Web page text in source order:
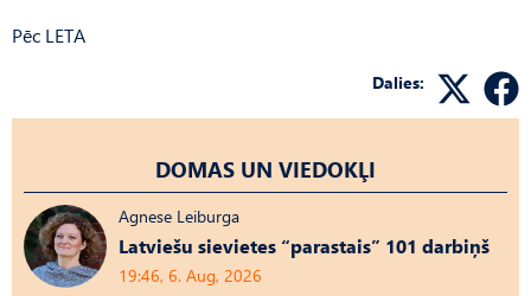
Pēc LETA
Dalies:
DOMAS UN VIEDOKĻI
Agnese Leiburga
Latviešu sievietes “parastais” 101 darbiņš
19:46, 6. Aug, 2026